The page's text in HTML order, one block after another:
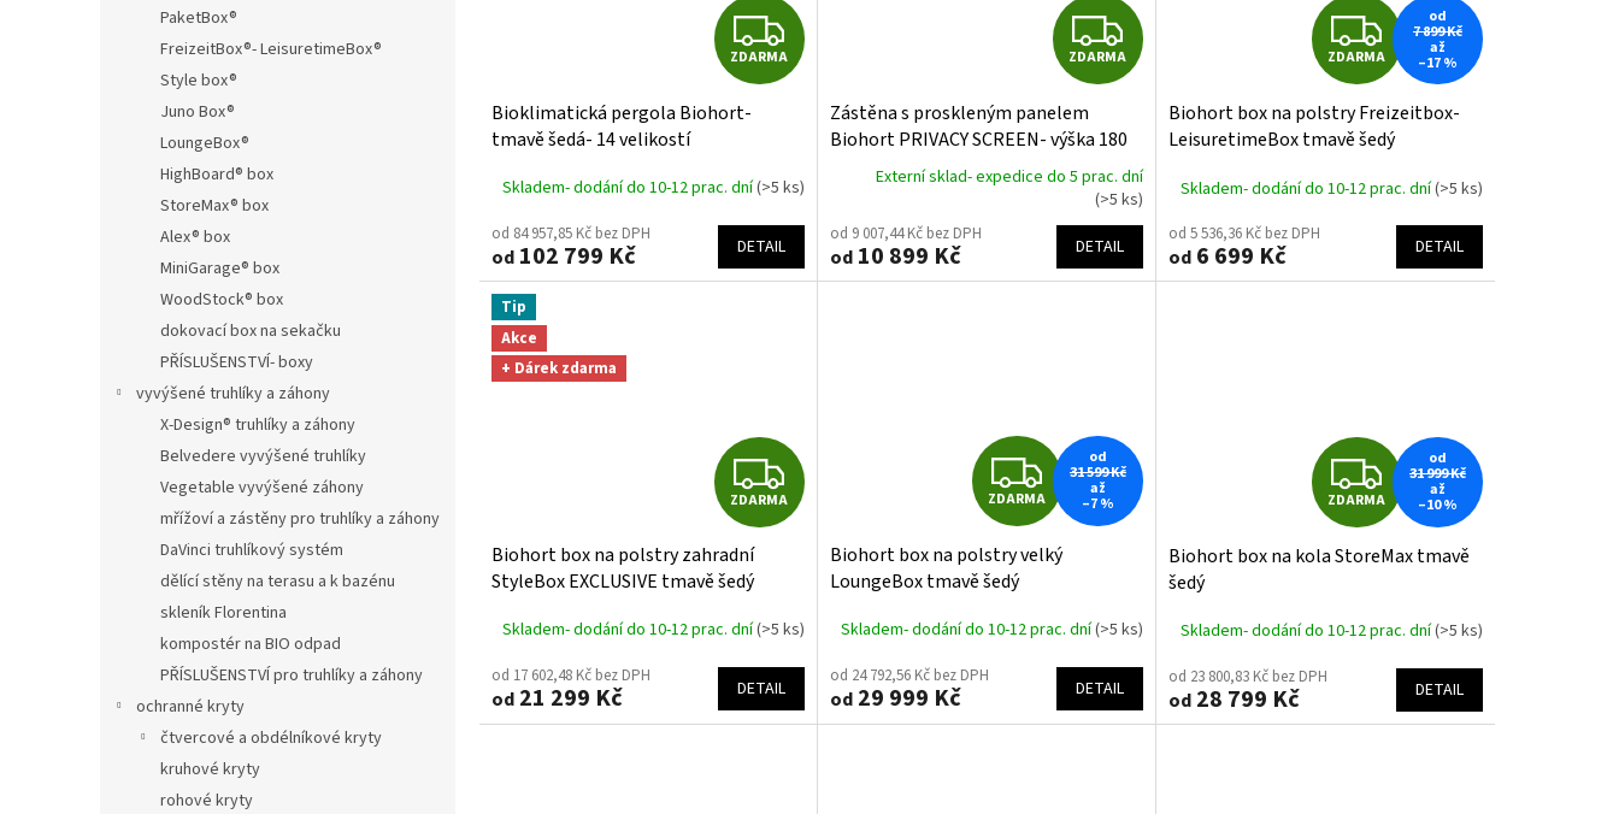
PaketBox®
FreizeitBox®- LeisuretimeBox®
Style box®
Juno Box®
LoungeBox®
HighBoard® box
StoreMax® box
Alex® box
MiniGarage® box
WoodStock® box
dokovací box na sekačku
PŘÍSLUŠENSTVÍ- boxy
vyvýšené truhlíky a záhony
X-Design® truhlíky a záhony
Belvedere vyvýšené truhlíky
Vegetable vyvýšené záhony
mřížoví a zástěny pro truhlíky a záhony
DaVinci truhlíkový systém
dělící stěny na terasu a k bazénu
skleník Florentina
kompostér na BIO odpad
PŘÍSLUŠENSTVÍ pro truhlíky a záhony
ochranné kryty
čtvercové a obdélníkové kryty
kruhové kryty
rohové kryty
Z
D
R
M
A
ZDARMA
Bioklimatická pergola Biohort-
tmavě šedá- 14 velikostí
Skladem- dodání do 10-12 prac. dní(>5 ks)
od 84 957,85 Kč bez DPH
od 102 799 Kč DETAIL
Z
D
A
R
M
A
ZDARMA
Zástěna s proskleným panelem
Biohort PRIVACY SCREEN- výška 180
tmavě šedá- různé šířky
Externí sklad- expedice do 5 prac. dní
(>5 ks)
od 9 007,44 Kč bez DPH
od10 899 Kč DETAIL
Z
D
A
R
M
A
ZDARMA
od
7 899 Kč
až
–17 %
Biohort box na polstry Freizeitbox-
LeisuretimeBox tmavě šedý
Skladem- dodání do 10-12 prac. dní(>5 ks)
od 5 536,36 Kč bez DPH
od6 699 Kč DETAIL
Tip
Akce
+ Dárek zdarma
Z
D
R
M
A
ZDARMA
Biohort box na polstry zahradní
StyleBox EXCLUSIVE tmavě šedý
Skladem- dodání do 10-12 prac. dní(>5 ks)
od 17 602,48 Kč bez DPH
od 21 299 Kč DETAIL
Z
D
A
R
M
A
ZDARMA
od
31 599 Kč
až
–7 %
Biohort box na polstry velký
LoungeBox tmavě šedý
Skladem- dodání do 10-12 prac. dní(>5 ks)
od 24 792,56 Kč bez DPH
od29 999 Kč DETAIL
Z
D
A
R
M
A
ZDARMA
od
31 999 Kč
až
–10 %
Biohort box na kola StoreMax tmavě
šedý
Skladem- dodání do 10-12 prac. dní(>5 ks)
od 23 800,83 Kč bez DPH
od28 799 Kč DETAIL